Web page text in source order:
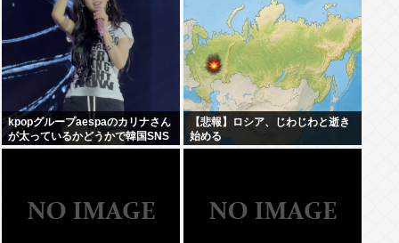
kpopグループaespaのカリナさん
が太っているかどうかで韓国SNS
が大論争に…！！！
【悲報】ロシア、じわじわと逝き
始める